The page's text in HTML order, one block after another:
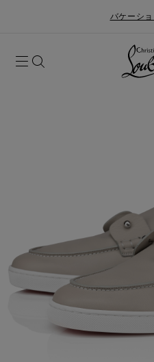
バケーシ